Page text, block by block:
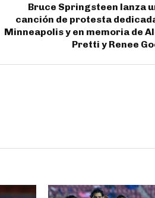
Bruce Springsteen lanza
canción de protesta
Minneapolis y en memoria de
Pretti y Renee